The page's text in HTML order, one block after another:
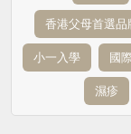
香港父母首選品
小一入學 國
濕疹